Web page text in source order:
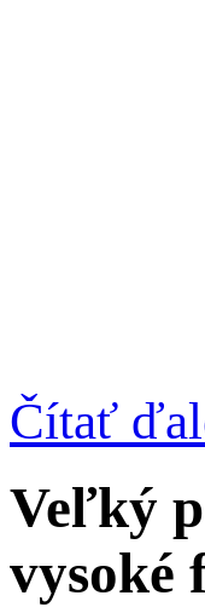
Čítať
Veľký
vysoké